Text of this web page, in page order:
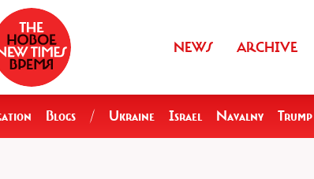
NEWS ARCHIVE
Blogs / Ukraine Israel Navalny Trump